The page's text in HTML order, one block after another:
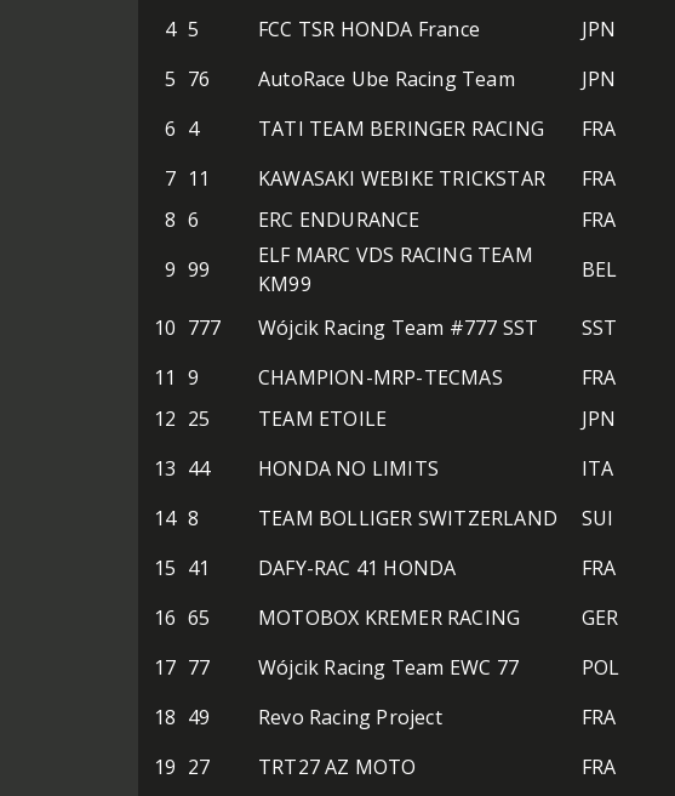
4 5 FCC TSR HONDA France JPN
5 76 AutoRace Ube Racing Team JPN
6 4 TATI TEAM BERINGER RACING FRA
7 11 KAWASAKI WEBIKE TRICKSTAR FRA
8 6 ERC ENDURANCE FRA
9 99
ELF MARC VDS RACING TEAM
KM99
BEL
10 777 Wójcik Racing Team #777 SST SST
11 9 CHAMPION-MRP-TECMAS FRA
12 25 TEAM ETOILE JPN
13 44 HONDA NO LIMITS ITA
14 8 TEAM BOLLIGER SWITZERLAND SUI
15 41 DAFY-RAC 41 HONDA FRA
16 65 MOTOBOX KREMER RACING GER
17 77 Wójcik Racing Team EWC 77 POL
18 49 Revo Racing Project FRA
19 27 TRT27 AZ MOTO FRA